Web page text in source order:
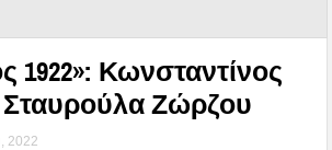
1922»: Κωνσταντίνος
Σταυρούλα Ζώρζου
2022